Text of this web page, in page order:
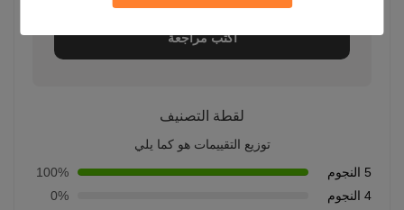
اكتب مراجعة
لقطة التصنيف
توزيع التقييمات هو كما يلي
5 النجوم
100%
4 النجوم
0%